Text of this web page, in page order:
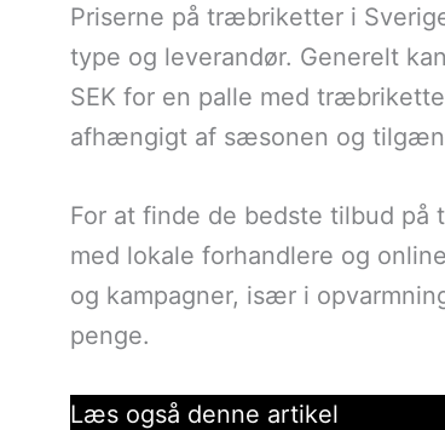
Priserne på træbriketter i
type og leverandør. Generelt
SEK for en palle med
afhængigt af sæsonen og
For at finde de bedste tilbud
med lokale forhandlere og
og kampagner, især i
penge.
Læs også denne artikel